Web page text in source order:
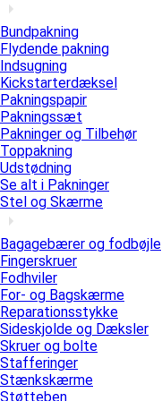
Bundpakning
Flydende pakning
Indsugning
Kickstarterdæksel
Pakningspapir
Pakningssæt
Pakninger og Tilbehør
Toppakning
Udstødning
Se alt i Pakninger
Stel og Skærme
Bagagebærer og fodbøjle
Fingerskruer
Fodhviler
For- og Bagskærme
Reparationsstykke
Sideskjolde og Dæksler
Skruer og bolte
Stafferinger
Stænkskærme
Støtteben